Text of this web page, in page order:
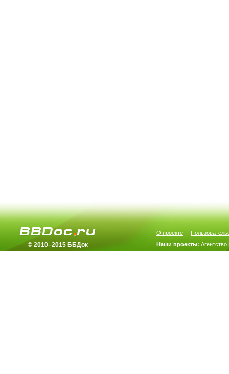
© 2010–2015 ББДок
О проекте |
Наши проекты: